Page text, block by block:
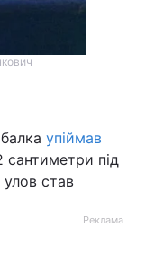
упіймав
під
улов став
Реклама